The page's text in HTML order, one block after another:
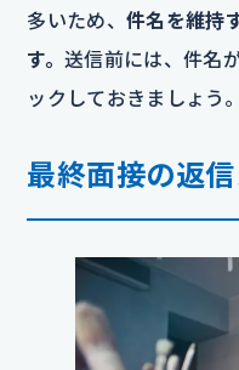
多いため、 件名を維持
す。送信前には、件名
ックしておきましょう。
最終面接の返